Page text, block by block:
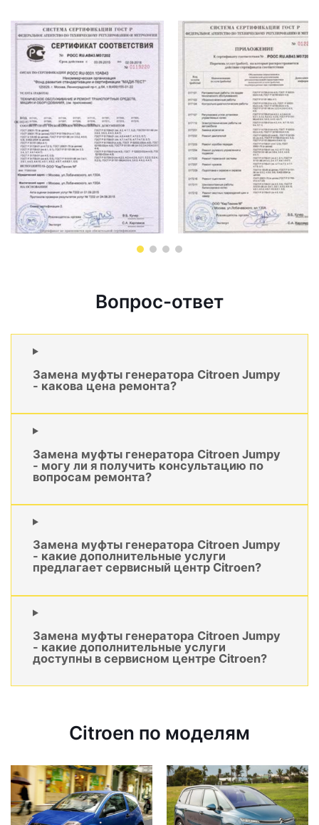
Вопрос-ответ
Замена муфты генератора Citroen Jumpy
- какова цена ремонта?
Замена муфты генератора Citroen Jumpy
- могу ли я получить консультацию по
вопросам ремонта?
Замена муфты генератора Citroen Jumpy
- какие дополнительные услуги
предлагает сервисный центр Citroen?
Замена муфты генератора Citroen Jumpy
- какие дополнительные услуги
доступны в сервисном центре Citroen?
Citroen по моделям